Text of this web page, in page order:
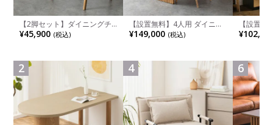
【2脚セット】ダイニングチ
ェア 木製 LUGA 肘付き チェ
ア 天然木 リビング椅子 板座
ュラル ブラウン 完成品
¥45,900 (税込)
2
【設置無料】4人用 ダイニン
グテーブルセット 5点 LUGA
セラミックテーブル おしゃれ
165cm 食卓テーブル×1 食卓
椅子×4)
¥149,000 (税込)
4
【設置
チンカウ
板 引き出
れ ウッデ
ル グレー
6